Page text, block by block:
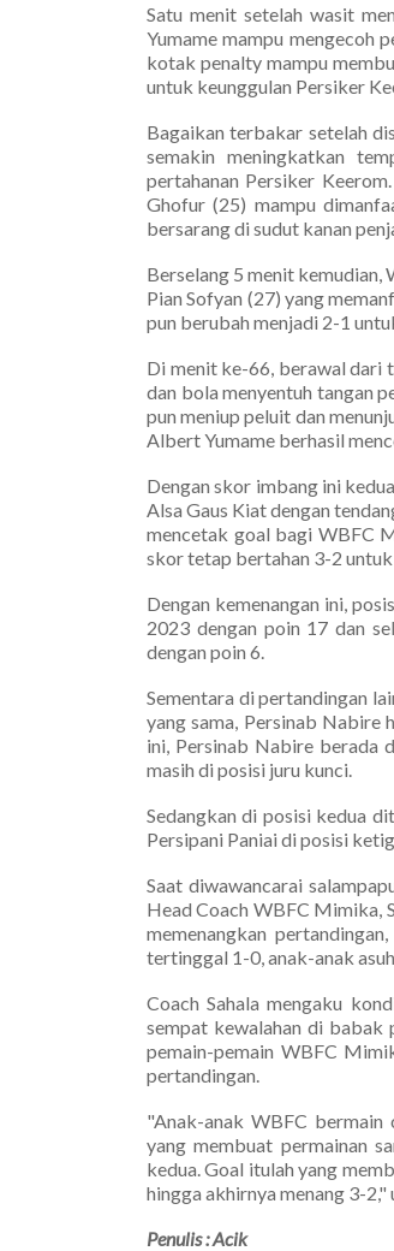
Satu menit setelah wasit
Yumame mampu mengecoh
kotak penalty mampu
untuk keunggulan Persiker
Bagaikan terbakar setelah
semakin meningkatkan
pertahanan Persiker
Ghofur (25) mampu
bersarang di sudut kanan
Berselang 5 menit
Pian Sofyan (27) yang
pun berubah menjadi 2-1
Di menit ke-66, berawal dari
dan bola menyentuh tangan
pun meniup peluit dan
Albert Yumame berhasil
Dengan skor imbang ini
Alsa Gaus Kiat dengan
mencetak goal bagi WBFC
skor tetap bertahan 3-2
Dengan kemenangan ini,
2023 dengan poin 17 dan
dengan poin 6.
Sementara di pertandingan
yang sama, Persinab Nabire
ini, Persinab Nabire berada
masih di posisi juru kunci.
Sedangkan di posisi kedua
Persipani Paniai di posisi
Saat diwawancarai
Head Coach WBFC Mimika,
memenangkan
tertinggal 1-0, anak-anak
Coach Sahala mengaku
sempat kewalahan di babak
pemain-pemain WBFC
pertandingan.
"Anak-anak WBFC bermain
yang membuat permainan
kedua. Goal itulah yang
hingga akhirnya menang 3-2,"
Penulis : Acik